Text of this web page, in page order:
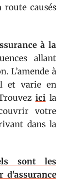
route causés
à la
allant
L’amende à
et varie en
icila
votre
dans la
sont les
d'assurance